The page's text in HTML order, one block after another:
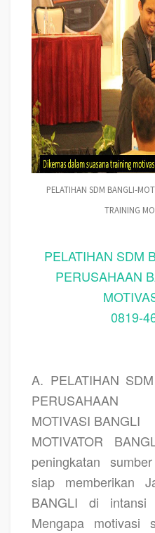
PELATIHAN SDM BANGLI-
TRAINING
PELATIHAN SDM
PERUSAHAAN
0819-
A. PELATIHAN
MOTIVASI BANGLI
MOTIVATOR
peningkatan
siap memberikan
BANGLI di intansi
Mengapa motivasi